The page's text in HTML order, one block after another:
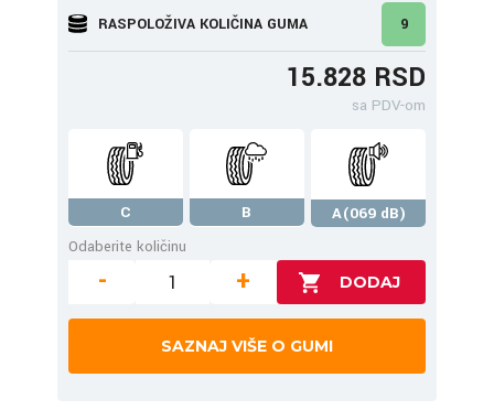
RASPOLOŽIVA KOLIČINA GUMA 9
15.828 RSD
sa PDV-om
C B
A(069 dB)
Odaberite količinu
- +
SAZNAJ VIŠE O GUMI